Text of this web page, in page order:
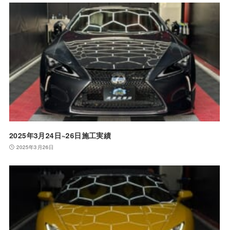
2025年3月24日~26日施工実績
2025年3月26日